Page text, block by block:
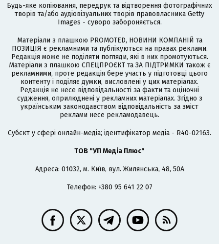
Будь-яке копіювання, передрук та відтворення фотографічних
творів та/або аудіовізуальних творів правовласника Getty
Images - суворо забороняється.
Матеріали з плашкою PROMOTED, НОВИНИ КОМПАНІЙ та
ПОЗИЦІЯ є рекламними та публікуються на правах реклами.
Редакція може не поділяти погляди, які в них промотуються.
Матеріали з плашкою СПЕЦПРОЄКТ та ЗА ПІДТРИМКИ також є
рекламними, проте редакція бере участь у підготовці цього
контенту і поділяє думки, висловлені у цих матеріалах.
Редакція не несе відповідальності за факти та оціночні
судження, оприлюднені у рекламних матеріалах. Згідно з
українським законодавством відповідальність за зміст
реклами несе рекламодавець.
Cубєкт у сфері онлайн-медіа; ідентифікатор медіа - R40-02163.
ТОВ "УП Медіа Плюс"
Адреса: 01032, м. Київ, вул. Жилянська, 48, 50А
Телефон: +380 95 641 22 07